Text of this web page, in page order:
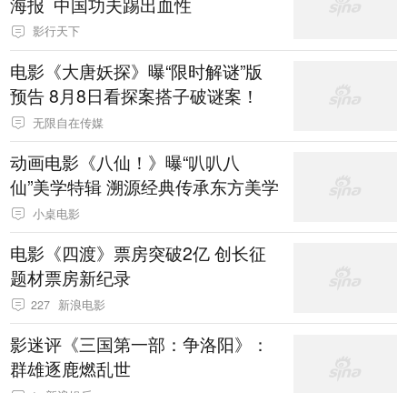
影行天下
电影《大唐妖探》曝“限时解谜”版
预告 8月8日看探案搭子破谜案！
无限自在传媒
动画电影《八仙！》曝“叭叭八
仙”美学特辑 溯源经典传承东方美学
小桌电影
电影《四渡》票房突破2亿 创长征
题材票房新纪录
227 新浪电影
影迷评《三国第一部：争洛阳》：
群雄逐鹿燃乱世